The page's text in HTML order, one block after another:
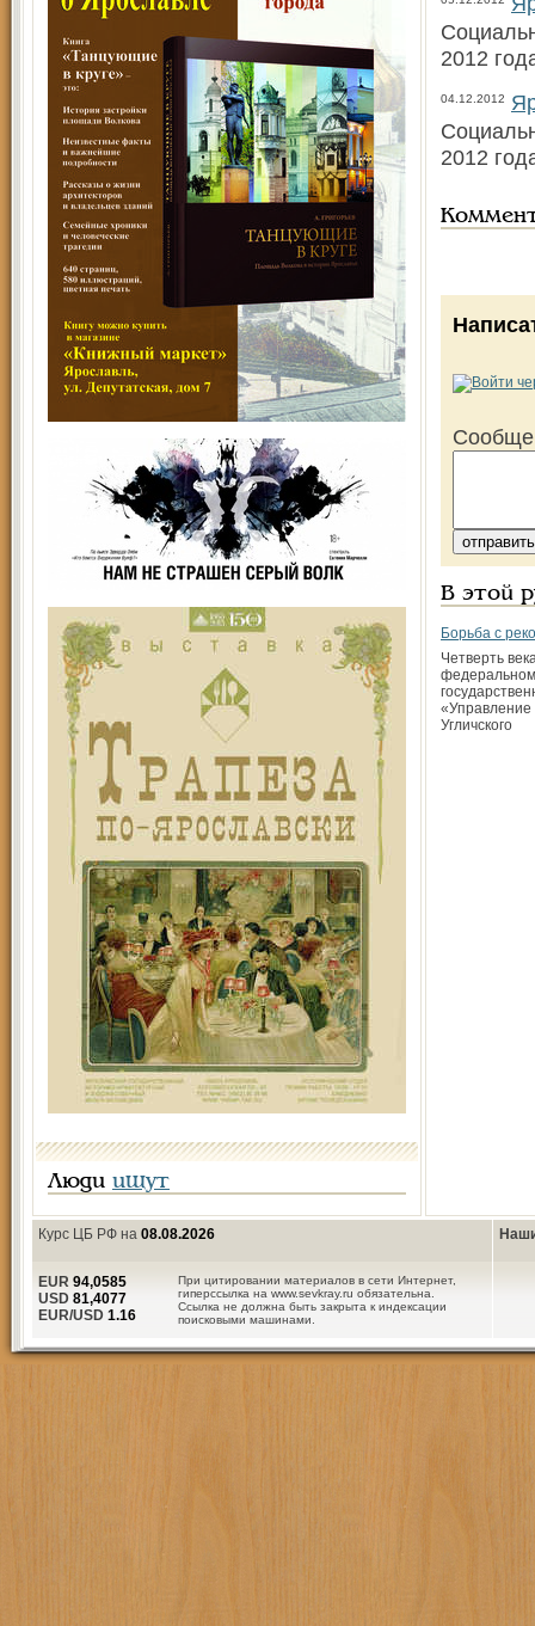
Люди ищут
2012
04.12.2012
2012
В этой
Борьба с
Четверть
«Управление
Угличского
Курс ЦБ РФ на 08.08.2026
При цитировании материалов в сети Интернет,
гиперссылка на www.sevkray.ru обязательна.
Ссылка не должна быть закрыта к индексации
поисковыми машинами.
EUR 94,0585
USD 81,4077
EUR/USD 1.16